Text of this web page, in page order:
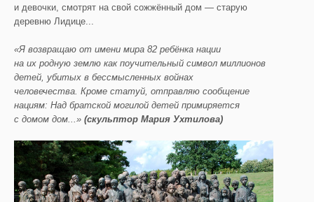
и девочки, смотрят на свой сожжённый дом — старую
деревню Лидице...
«Я возвращаю от имени мира 82 ребёнка нации
на их родную землю как поучительный символ миллионов
детей, убитых в бессмысленных войнах
человечества. Кроме статуй, отправляю сообщение
нациям: Над братской могилой детей примиряется
с домом дом...» (скульптор Мария Ухтилова)